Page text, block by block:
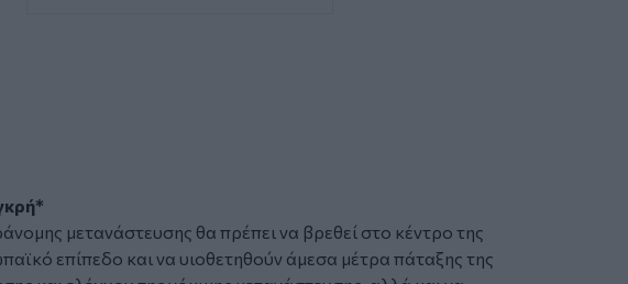
μετανάστευσης θα πρέπει να βρεθεί στο κέντρο της
επίπεδο και να υιοθετηθούν άμεσα μέτρα πάταξης της